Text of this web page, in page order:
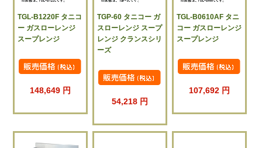
TGL-B1220F タニコ
ー ガスローレンジ
スープレンジ
148,649 円
TGP-60 タニコー ガ
スローレンジ スープ
レンジ クランスシリ
ーズ
54,218 円
TGL-B0610AF タニ
コー ガスローレンジ
スープレンジ
107,692 円